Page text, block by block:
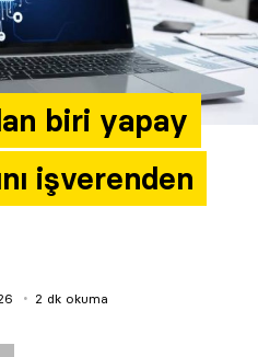
biri yapay
işverenden
2 dk okuma